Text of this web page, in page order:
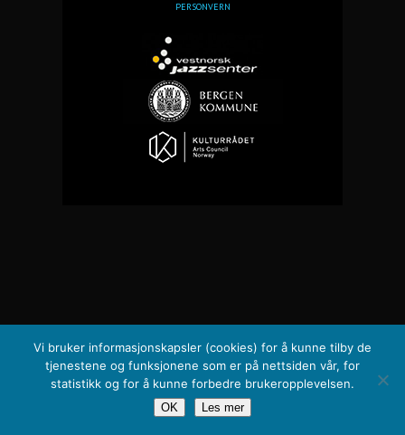
PERSONVERN
Vi bruker informasjonskapsler (cookies) for å kunne tilby de
tjenestene og funksjonene som er på nettsiden vår, for
statistikk og for å kunne forbedre brukeropplevelsen.
OK Les mer